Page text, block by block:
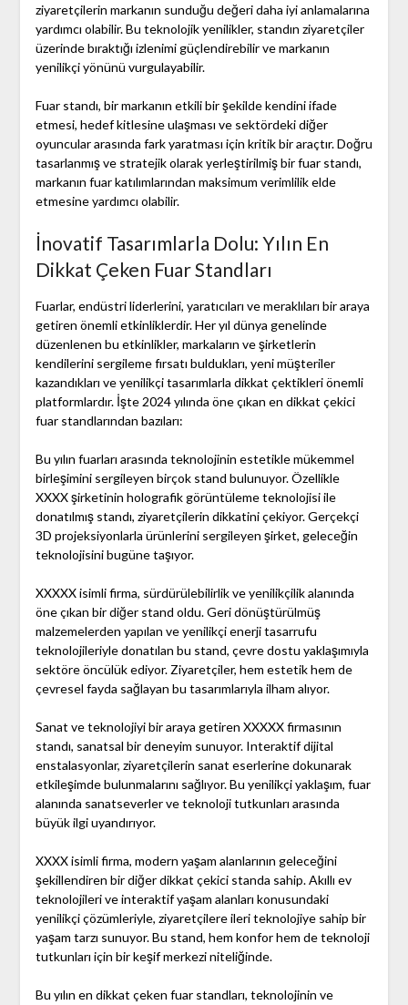
ziyaretçilerin markanın sunduğu değeri daha iyi anlamalarına
yardımcı olabilir. Bu teknolojik yenilikler, standın ziyaretçiler
üzerinde bıraktığı izlenimi güçlendirebilir ve markanın
yenilikçi yönünü vurgulayabilir.
Fuar standı, bir markanın etkili bir şekilde kendini ifade
etmesi, hedef kitlesine ulaşması ve sektördeki diğer
oyuncular arasında fark yaratması için kritik bir araçtır. Doğru
tasarlanmış ve stratejik olarak yerleştirilmiş bir fuar standı,
markanın fuar katılımlarından maksimum verimlilik elde
etmesine yardımcı olabilir.
İnovatif Tasarımlarla Dolu: Yılın En
Dikkat Çeken Fuar Standları
Fuarlar, endüstri liderlerini, yaratıcıları ve meraklıları bir araya
getiren önemli etkinliklerdir. Her yıl dünya genelinde
düzenlenen bu etkinlikler, markaların ve şirketlerin
kendilerini sergileme fırsatı buldukları, yeni müşteriler
kazandıkları ve yenilikçi tasarımlarla dikkat çektikleri önemli
platformlardır. İşte 2024 yılında öne çıkan en dikkat çekici
fuar standlarından bazıları:
Bu yılın fuarları arasında teknolojinin estetikle mükemmel
birleşimini sergileyen birçok stand bulunuyor. Özellikle
XXXX şirketinin holografik görüntüleme teknolojisi ile
donatılmış standı, ziyaretçilerin dikkatini çekiyor. Gerçekçi
3D projeksiyonlarla ürünlerini sergileyen şirket, geleceğin
teknolojisini bugüne taşıyor.
XXXXX isimli firma, sürdürülebilirlik ve yenilikçilik alanında
öne çıkan bir diğer stand oldu. Geri dönüştürülmüş
malzemelerden yapılan ve yenilikçi enerji tasarrufu
teknolojileriyle donatılan bu stand, çevre dostu yaklaşımıyla
sektöre öncülük ediyor. Ziyaretçiler, hem estetik hem de
çevresel fayda sağlayan bu tasarımlarıyla ilham alıyor.
Sanat ve teknolojiyi bir araya getiren XXXXX firmasının
standı, sanatsal bir deneyim sunuyor. Interaktif dijital
enstalasyonlar, ziyaretçilerin sanat eserlerine dokunarak
etkileşimde bulunmalarını sağlıyor. Bu yenilikçi yaklaşım, fuar
alanında sanatseverler ve teknoloji tutkunları arasında
büyük ilgi uyandırıyor.
XXXX isimli firma, modern yaşam alanlarının geleceğini
şekillendiren bir diğer dikkat çekici standa sahip. Akıllı ev
teknolojileri ve interaktif yaşam alanları konusundaki
yenilikçi çözümleriyle, ziyaretçilere ileri teknolojiye sahip bir
yaşam tarzı sunuyor. Bu stand, hem konfor hem de teknoloji
tutkunları için bir keşif merkezi niteliğinde.
Bu yılın en dikkat çeken fuar standları, teknolojinin ve